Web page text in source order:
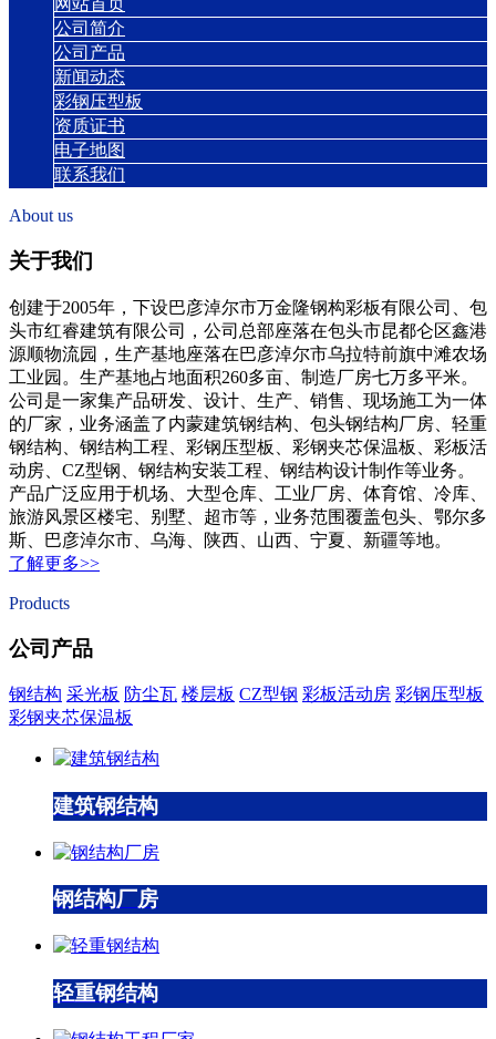
网站首页
公司简介
公司产品
新闻动态
彩钢压型板
资质证书
电子地图
联系我们
About us
关于我们
创建于2005年，下设巴彦淖尔市万金隆钢构彩板有限公司、包
头市红睿建筑有限公司，公司总部座落在包头市昆都仑区鑫港
源顺物流园，生产基地座落在巴彦淖尔市乌拉特前旗中滩农场
工业园。生产基地占地面积260多亩、制造厂房七万多平米。
公司是一家集产品研发、设计、生产、销售、现场施工为一体
的厂家，业务涵盖了内蒙建筑钢结构、包头钢结构厂房、轻重
钢结构、钢结构工程、彩钢压型板、彩钢夹芯保温板、彩板活
动房、CZ型钢、钢结构安装工程、钢结构设计制作等业务。
产品广泛应用于机场、大型仓库、工业厂房、体育馆、冷库、
旅游风景区楼宅、别墅、超市等，业务范围覆盖包头、鄂尔多
斯、巴彦淖尔市、乌海、陕西、山西、宁夏、新疆等地。
了解更多>>
Products
公司产品
钢结构 采光板 防尘瓦 楼层板 CZ型钢 彩板活动房 彩钢压型板
彩钢夹芯保温板
建筑钢结构
钢结构厂房
轻重钢结构